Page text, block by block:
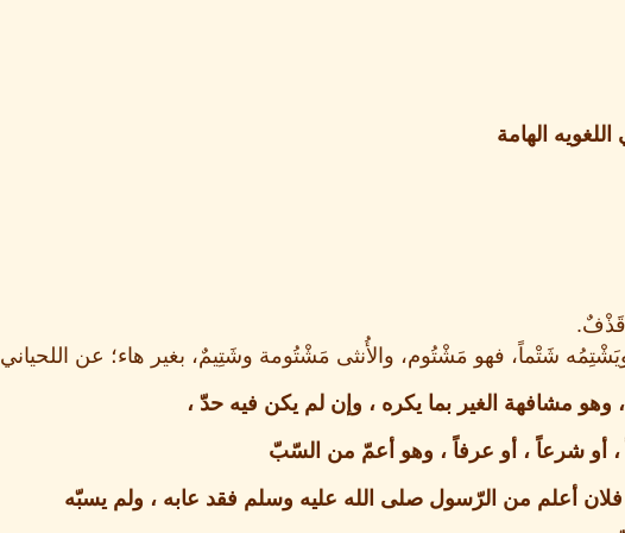
الهامة
قَذْفٌ.
شَتْماً، فهو مَشْتُوم، والأُنثى مَشْتُومة وشَتِيمٌ، بغير هاء؛ عن اللحياني
وهو مشافهة الغير بما يكره ، وإن لم يكن فيه حدّ ،
أو شرعاً ، أو عرفاً ، وهو أعمّ من السّبّ
فلان أعلم من الرّسول صلى الله عليه وسلم فقد عابه ، ولم يسبّه